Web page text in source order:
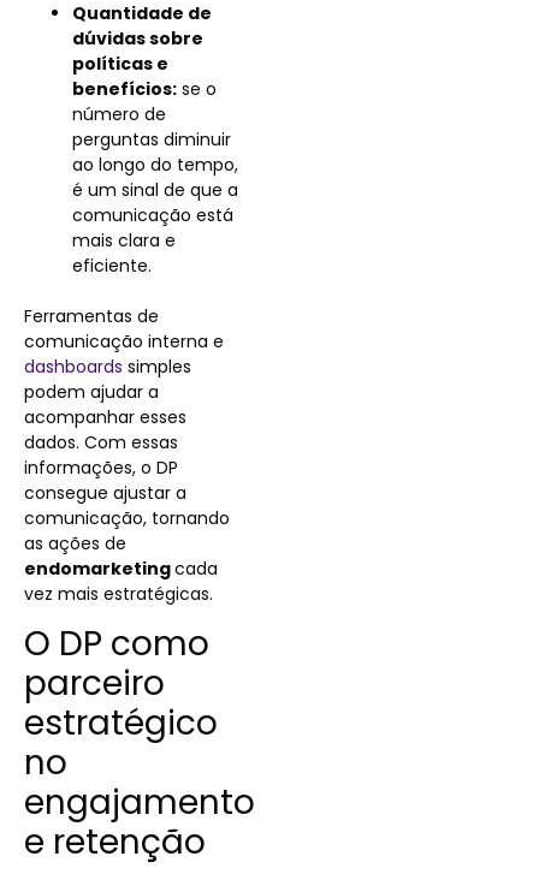
Quantidade de
dúvidas sobre
políticas e
benefícios: se o
número de
perguntas diminuir
ao longo do tempo,
é um sinal de que a
comunicação está
mais clara e
eficiente.
Ferramentas de
comunicação interna e
dashboards simples
podem ajudar a
acompanhar esses
dados. Com essas
informações, o DP
consegue ajustar a
comunicação, tornando
as ações de
endomarketingcada
vez mais estratégicas.
O DP como
parceiro
estratégico
no
engajamento
e retenção